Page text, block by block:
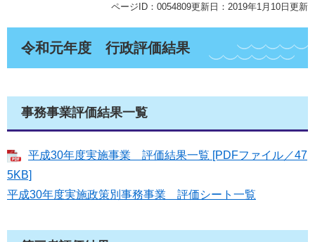
ページID：0054809更新日：2019年1月10日更新
令和元年度 行政評価結果
事務事業評価結果一覧
平成30年度実施事業 評価結果一覧 [PDFファイル／47
5KB]
平成30年度実施政策別事務事業 評価シート一覧